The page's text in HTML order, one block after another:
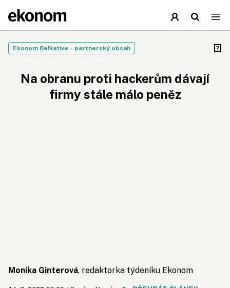
Ekonom BeNative – partnerský obsah
Na obranu proti hackerům dávají
firmy stále málo peněz
Monika Ginterová, redaktorka týdeníku Ekonom